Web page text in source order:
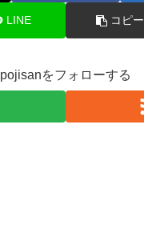
LINE コピー
pojisanをフォローする